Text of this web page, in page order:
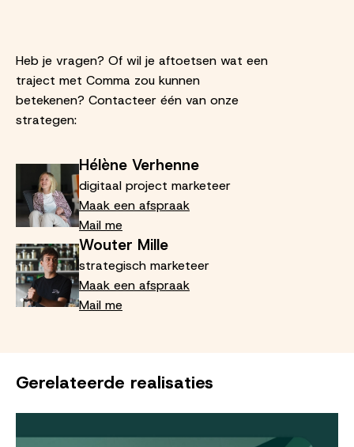
Heb je vragen? Of wil je aftoetsen wat een
traject met Comma zou kunnen
betekenen? Contacteer één van onze
strategen:
Hélène Verhenne
digitaal project marketeer
Maak een afspraak
Mail me
Wouter Mille
strategisch marketeer
Maak een afspraak
Mail me
Gerelateerde realisaties